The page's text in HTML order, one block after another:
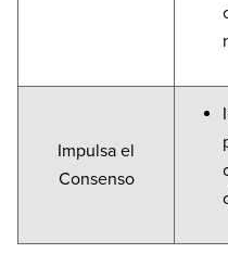
Impulsa el
Consenso